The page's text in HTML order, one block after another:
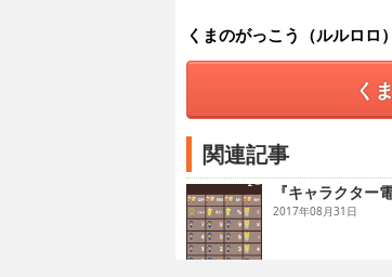
500×5%25
500÷5%10000
例）4,980円の商品が
4980-30%
【定数計算】
定数計算はカシオ式を採用
定数にしたい数値を入力
例）100を定数にして加算
100++
くまのがっこう（ルルロロ）
く
関連記事
『キャラクター
2017年08月31日